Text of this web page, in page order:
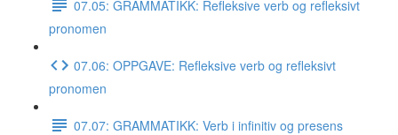
07.05: GRAMMATIKK: Refleksive verb og refleksivt
pronomen
07.06: OPPGAVE: Refleksive verb og refleksivt
pronomen
07.07: GRAMMATIKK: Verb i infinitiv og presens